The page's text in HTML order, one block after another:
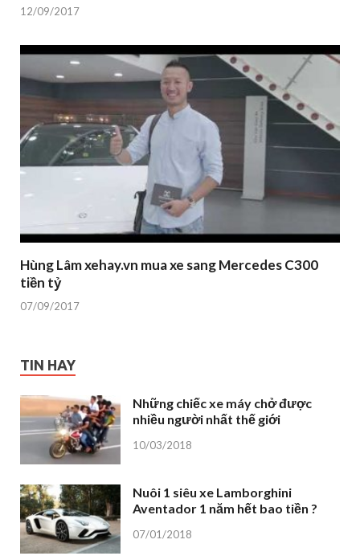
12/09/2017
Hùng Lâm xehay.vn mua xe sang Mercedes C300
tiền tỷ
07/09/2017
TIN HAY
Những chiếc xe máy chở được
nhiều người nhất thế giới
10/03/2018
Nuôi 1 siêu xe Lamborghini
Aventador 1 năm hết bao tiền ?
07/01/2018